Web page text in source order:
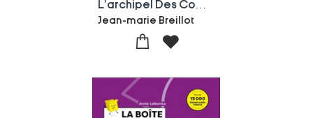
Jean-marie Breillot